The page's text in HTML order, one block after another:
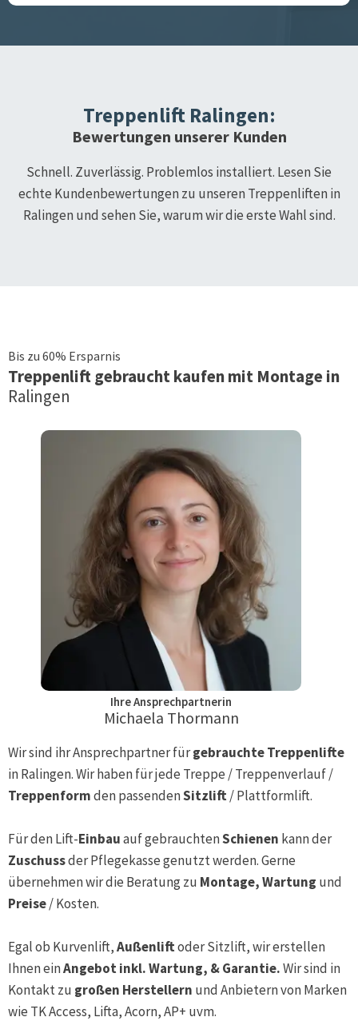
Treppenlift Ralingen:
Bewertungen unserer Kunden
Schnell. Zuverlässig. Problemlos installiert. Lesen Sie
echte Kundenbewertungen zu unseren Treppenliften in
Ralingen und sehen Sie, warum wir die erste Wahl sind.
Bis zu 60% Ersparnis
Treppenliftgebraucht kaufen mit Montage in
Ralingen
Ihre Ansprechpartnerin
Michaela Thormann
Wir sind ihr Ansprechpartner fürgebrauchte Treppenlifte
inRalingen. Wir haben für jede Treppe / Treppenverlauf /
Treppenformden passendenSitzlift/ Plattformlift.
Für den Lift-Einbauauf gebrauchtenSchienen kann der
Zuschussder Pflegekasse genutzt werden. Gerne
übernehmen wir die Beratung zu Montage, Wartung und
Preise/ Kosten.
Egal ob Kurvenlift,Außenliftoder Sitzlift, wir erstellen
Ihnen einAngebot inkl. Wartung, & Garantie.Wir sind in
Kontakt zu großen Herstellern und Anbietern von Marken
wie TK Access, Lifta, Acorn, AP+ uvm.